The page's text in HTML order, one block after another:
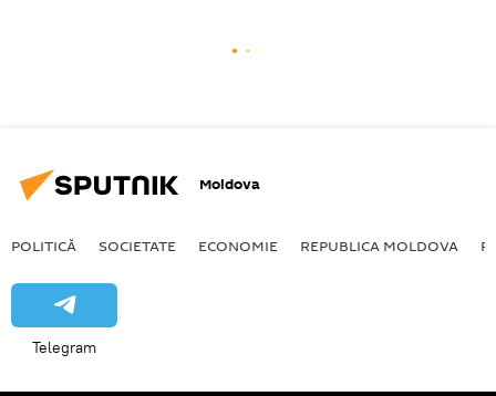
Moldova
POLITICĂ SOCIETATE ECONOMIE REPUBLICA MOLDOVA
Telegram